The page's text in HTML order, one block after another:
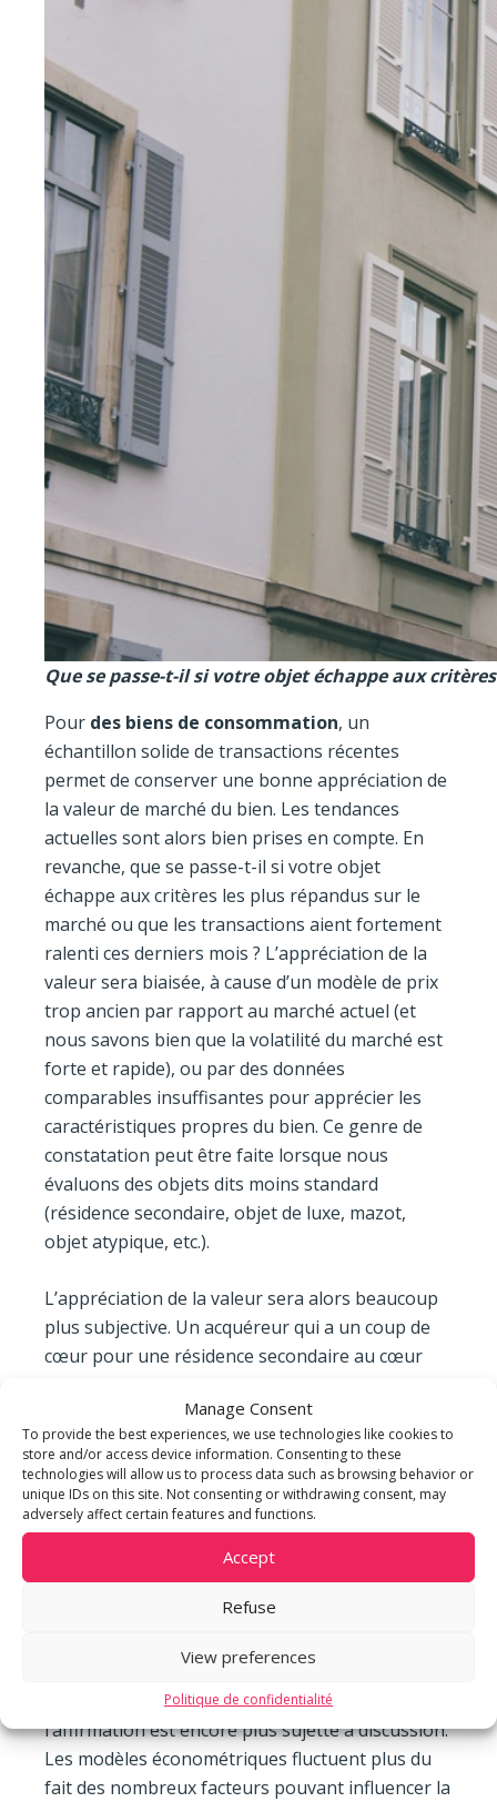
Manage Consent
To provide the best experiences, we use technologies like cookies to
store and/or access device information. Consenting to these
technologies will allow us to process data such as browsing behavior or
unique IDs on this site. Not consenting or withdrawing consent, may
adversely affect certain features and functions.
Accept
Refuse
View preferences
Politique de confidentialité
Que se passe-t-il si votre objet échappe aux
Pour des biens de consommation, un
échantillon solide de transactions récentes
permet de conserver une bonne appréciation de
la valeur de marché du bien. Les tendances
actuelles sont alors bien prises en compte. En
revanche, que se passe-t-il si votre objet
échappe aux critères les plus répandus sur le
marché ou que les transactions aient fortement
ralenti ces derniers mois ? L’appréciation de la
valeur sera biaisée, à cause d’un modèle de prix
trop ancien par rapport au marché actuel (et
nous savons bien que la volatilité du marché est
forte et rapide), ou par des données
comparables insuffisantes pour apprécier les
caractéristiques propres du bien. Ce genre de
constatation peut être faite lorsque nous
évaluons des objets dits moins standard
(résidence secondaire, objet de luxe, mazot,
objet atypique, etc.).
L’appréciation de la valeur sera alors beaucoup
plus subjective. Un acquéreur qui a un coup de
cœur pour une résidence secondaire au cœur
qu’un expert ou un modèle économétrique
n’arriverait pas à valider (parce que l’incidence
foncière est trop élevée, les coûts non
plausibles, le cercle d’acquéreur potentiel limité,
etc.). Un propriétaire qui construit un sublime
palace au fin fond d’une commune sans accès, à
la fiscalité peu attrayante et à la demande
presque nulle, pourra-t-il se prévaloir d’une
des biens de rapport (ou de rendement)
l’affirmation est encore plus sujette à discussion.
Les modèles économétriques fluctuent plus du
fait des nombreux facteurs pouvant influencer la